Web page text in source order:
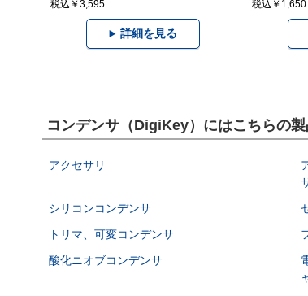
税込￥3,595
詳細を見る
税込￥1,650
コンデンサ（DigiKey）にはこちらの製
アクセサリ
シリコンコンデンサ
トリマ、可変コンデンサ
酸化ニオブコンデンサ